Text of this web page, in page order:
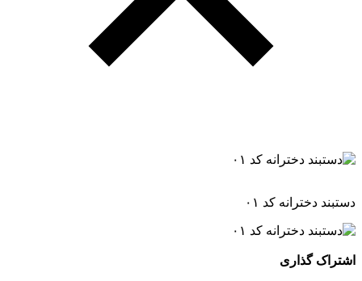
دستبند دخترانه کد ۰۱
اشتراک گذاری